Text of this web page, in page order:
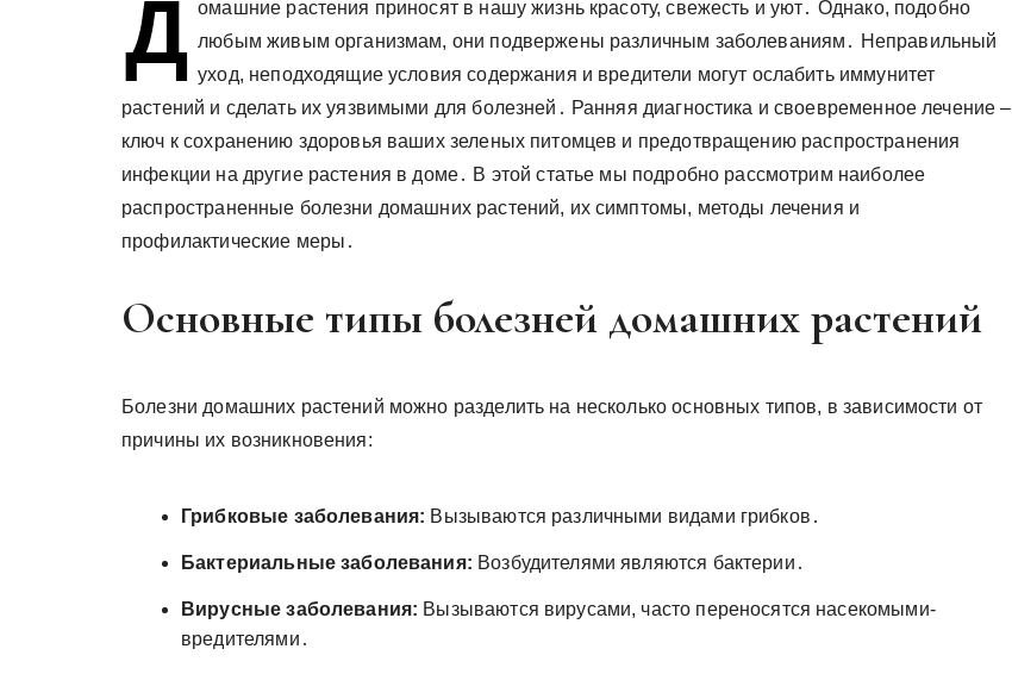
Д омашние растения приносят в нашу жизнь красоту, свежесть и уют․ Однако, подобно
любым живым организмам, они подвержены различным заболеваниям․ Неправильный
уход, неподходящие условия содержания и вредители могут ослабить иммунитет
растений и сделать их уязвимыми для болезней․ Ранняя диагностика и своевременное лечение –
ключ к сохранению здоровья ваших зеленых питомцев и предотвращению распространения
инфекции на другие растения в доме․ В этой статье мы подробно рассмотрим наиболее
распространенные болезни домашних растений, их симптомы, методы лечения и
профилактические меры․
Основные типы болезней домашних растений
Болезни домашних растений можно разделить на несколько основных типов, в зависимости от
причины их возникновения:
Грибковые заболевания: Вызываются различными видами грибков․
Бактериальные заболевания: Возбудителями являются бактерии․
Вирусные заболевания: Вызываются вирусами, часто переносятся насекомыми-
вредителями․